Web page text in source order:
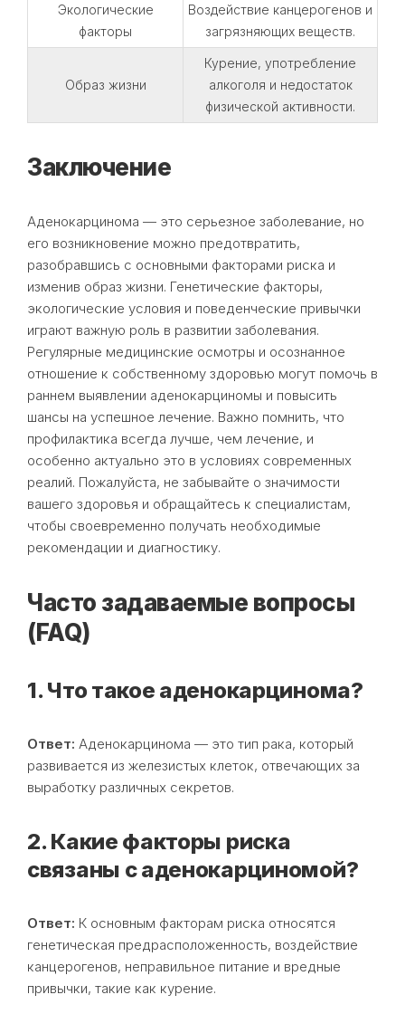
Экологические
факторы
Воздействие канцерогенов и
загрязняющих веществ.
Образ жизни
Курение, употребление
алкоголя и недостаток
физической активности.
Заключение
Аденокарцинома — это серьезное заболевание, но
его возникновение можно предотвратить,
разобравшись с основными факторами риска и
изменив образ жизни. Генетические факторы,
экологические условия и поведенческие привычки
играют важную роль в развитии заболевания.
Регулярные медицинские осмотры и осознанное
отношение к собственному здоровью могут помочь в
раннем выявлении аденокарциномы и повысить
шансы на успешное лечение. Важно помнить, что
профилактика всегда лучше, чем лечение, и
особенно актуально это в условиях современных
реалий. Пожалуйста, не забывайте о значимости
вашего здоровья и обращайтесь к специалистам,
чтобы своевременно получать необходимые
рекомендации и диагностику.
Часто задаваемые вопросы
(FAQ)
1. Что такое аденокарцинома?
Ответ: Аденокарцинома — это тип рака, который
развивается из железистых клеток, отвечающих за
выработку различных секретов.
2. Какие факторы риска
связаны с аденокарциномой?
Ответ: К основным факторам риска относятся
генетическая предрасположенность, воздействие
канцерогенов, неправильное питание и вредные
привычки, такие как курение.